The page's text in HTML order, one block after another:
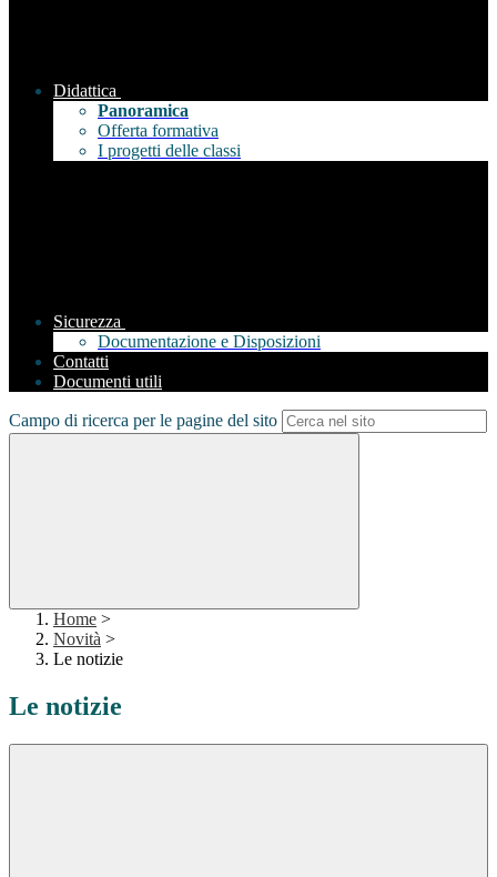
Didattica
Panoramica
Offerta formativa
I progetti delle classi
Sicurezza
Documentazione e Disposizioni
Contatti
Documenti utili
Campo di ricerca per le pagine del sito
Home >
Novità >
Le notizie
Le notizie